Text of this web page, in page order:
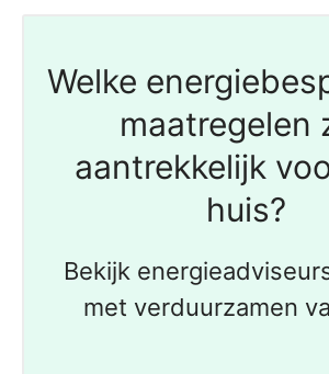
Welke
maatregelen
aantrekkelijk
huis?
Bekijk
met verduurzamen